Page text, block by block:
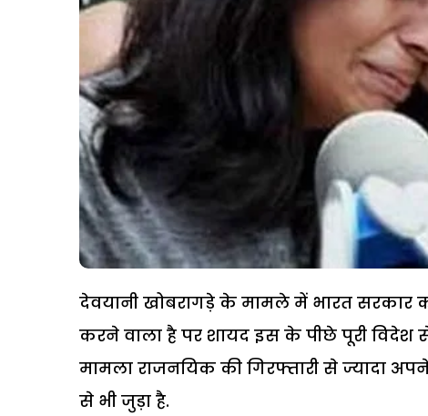
देवयानी खोबरागड़े के मामले में भारत सरकार
करने वाला है पर शायद इस के पीछे पूरी विदेश
मामला राजनयिक की गिरफ्तारी से ज्यादा
से भी जुड़ा है.